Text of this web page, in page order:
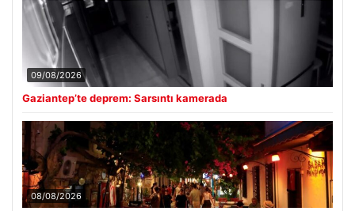
09/08/2026
Gaziantep’te deprem: Sarsıntı kamerada
08/08/2026